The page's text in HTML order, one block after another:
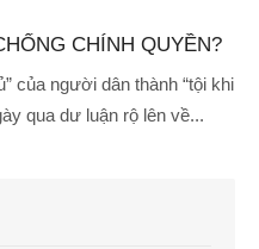
CHÍNH QUYỀN?
của người dân thành “tội khi
qua dư luận rộ lên về...